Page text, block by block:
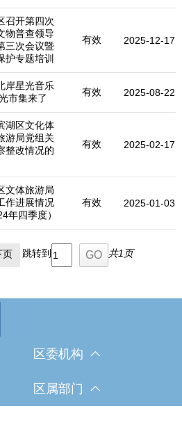
召开第四次
物普查领导
三次会议暨
护专题培训
有效 2025-12-17
岸星光音乐
市集来了
有效 2025-08-22
湖区文化体
游局党组关
整改情况的
有效 2025-02-17
文体旅游局
作进展情况
年四季度）
有效 2025-01-03
页 跳转到 共1页
区委机构
区属部门